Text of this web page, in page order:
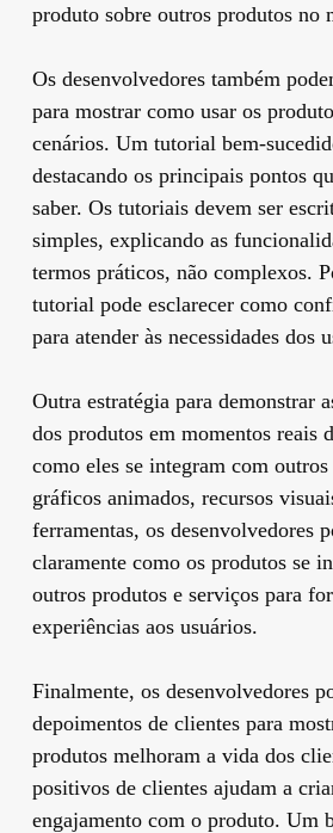
produto sobre outros produtos no
Os desenvolvedores também
para mostrar como usar os
cenários. Um tutorial bem-
destacando os principais pontos
saber. Os tutoriais devem ser
simples, explicando as
termos práticos, não complexos.
tutorial pode esclarecer como
para atender às necessidades dos
Outra estratégia para demonstrar
dos produtos em momentos reais
como eles se integram com
gráficos animados, recursos
ferramentas, os desenvolvedores
claramente como os produtos se
outros produtos e serviços para
experiências aos usuários.
Finalmente, os desenvolvedores
depoimentos de clientes para
produtos melhoram a vida dos
positivos de clientes ajudam a
engajamento com o produto. Um